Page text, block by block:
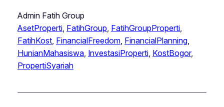
Admin Fatih Group
AsetProperti, FatihGroup FatihGroupProperti
FatihKost, FinancialFreedom, FinancialPlanning
HunianMahasiswa, InvestasiProperti, KostBogor
PropertiSyariah